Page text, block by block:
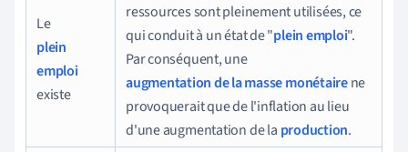
Le
plein
emploi
existe
ressources sont pleinement utilisées, ce
qui conduit à un état de "plein emploi".
Par conséquent, une
augmentation de la masse monétairene
provoquerait que de l'inflation au lieu
d'une augmentation de la production.